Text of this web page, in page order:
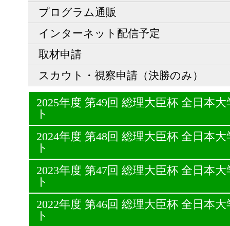
プログラム通販
インターネット配信予定
取材申請
スカウト・視察申請（決勝のみ）
2025年度 第49回 総理大臣杯 全日本
ト
2024年度 第48回 総理大臣杯 全日本
ト
2023年度 第47回 総理大臣杯 全日本
ト
2022年度 第46回 総理大臣杯 全日本
ト